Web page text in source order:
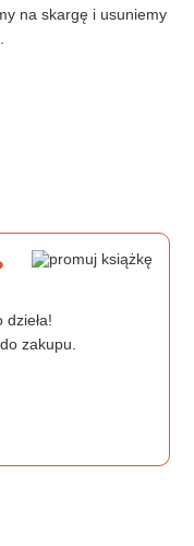
na skargę i usuniemy
zakupu.